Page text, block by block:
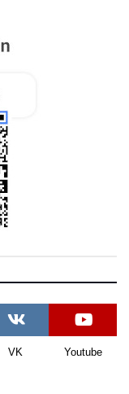
VK Youtube